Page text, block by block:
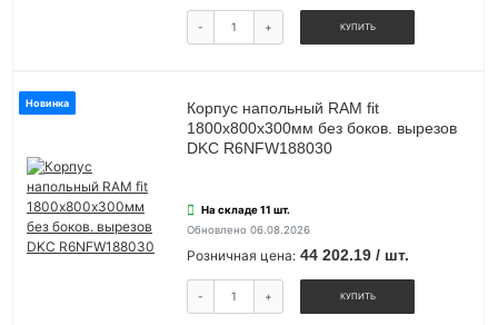
- + КУПИТЬ
Новинка
Корпус напольный RAM fit
1800х800х300мм без боков. вырезов
DKC R6NFW188030
На складе 11 шт.
Обновлено 06.08.2026
Розничная цена: 44 202.19 / шт.
- + КУПИТЬ